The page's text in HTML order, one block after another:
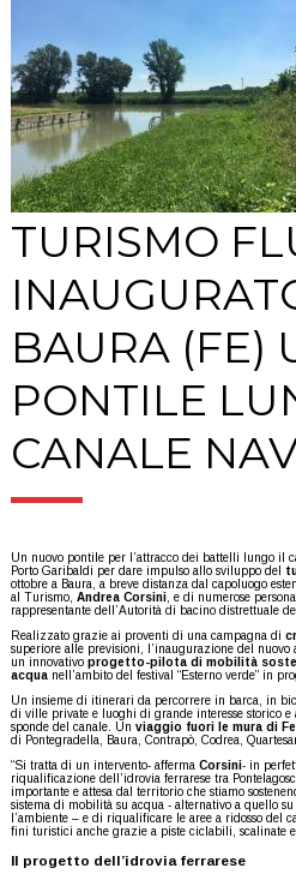
TURISMO
BAURA (FE)
PONTILE
CANALE
Un nuovo pontile per l’attracco dei battelli lungo il
Porto Garibaldi per dare impulso allo sviluppo del
ottobre a Baura, a breve distanza dal capoluogo
al Turismo, Andrea Corsini, e di numerose
rappresentante dell’Autorità di bacino distrettuale
Realizzato grazie ai proventi di una campagna di
superiore alle previsioni, l’inaugurazione del nuovo
un innovativo progetto-pilota di mobilità
acquanell’ambito del festival “Esterno verde” in
Un insieme di itinerari da percorrere in barca, in
di ville private e luoghi di grande interesse storico
sponde del canale. Un viaggio fuori le mura di
di Pontegradella, Baura, Contrapò, Codrea,
“Si tratta di un intervento- afferma Corsini- in
riqualificazione dell’idrovia ferrarese tra
importante e attesa dal territorio che stiamo
sistema di mobilità su acqua - alternativo a quello
l’ambiente – e di riqualificare le aree a ridosso del
fini turistici anche grazie a piste ciclabili, scalinate
Il progetto dell’idrovia ferrarese